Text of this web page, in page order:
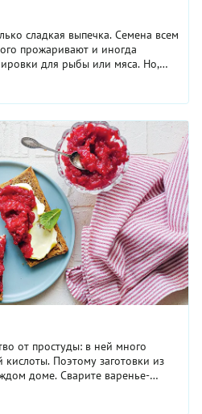
сладкая выпечка. Семена всем
прожаривают и иногда
для рыбы или мяса. Но,
всего ...
от простуды: в ней много
Поэтому заготовки из
доме. Сварите варенье-
с сахаром. ...